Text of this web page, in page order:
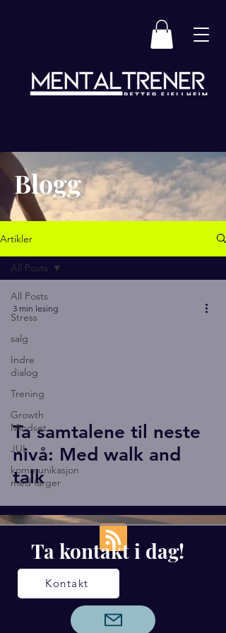
Blogg
Artikler
All Posts
Stress
salg
Indre
dialog
Trening
Growth
Mindset
JUL
kommunikasjon
med farger
All Posts
Ta samtalene til neste
nivå: Med walk and
talk
3 min lesing
Ta kontakt i dag!
Kontakt